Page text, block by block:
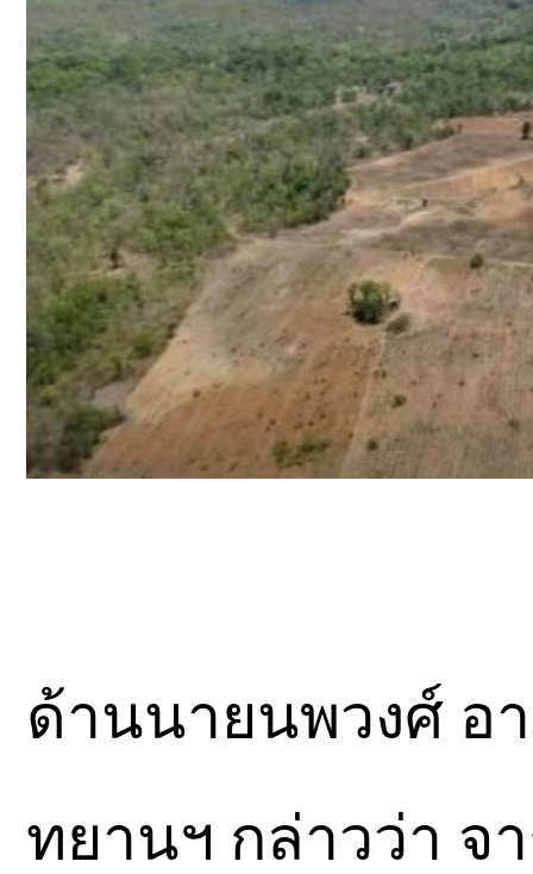
ด้านนายนพวงศ์ อ
ทยานฯ กล่าวว่า จ